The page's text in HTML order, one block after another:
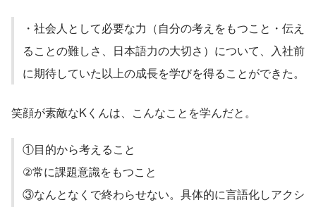
・社会人として必要な力（自分の考えをもつこと・伝え
ることの難しさ、日本語力の大切さ）について、入社前
に期待していた以上の成長を学びを得ることができた。
笑顔が素敵なKくんは、こんなことを学んだと。
①目的から考えること
②常に課題意識をもつこと
③なんとなくで終わらせない。具体的に言語化しアクシ